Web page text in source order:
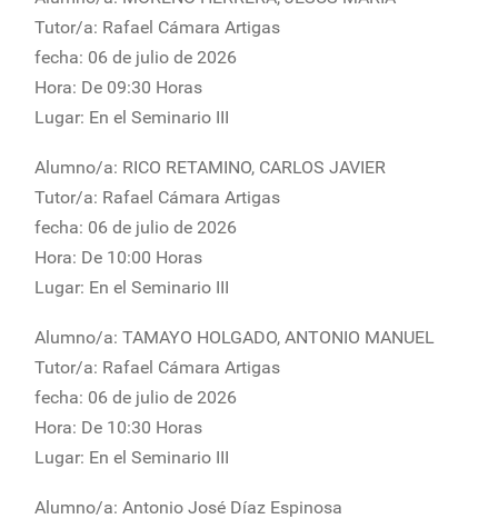
Tutor/a: Rafael Cámara Artigas
fecha: 06 de julio de 2026
Hora: De 09:30 Horas
Lugar: En el Seminario III
Alumno/a: RICO RETAMINO, CARLOS JAVIER
Tutor/a: Rafael Cámara Artigas
fecha: 06 de julio de 2026
Hora: De 10:00 Horas
Lugar: En el Seminario III
Alumno/a: TAMAYO HOLGADO, ANTONIO MANUEL
Tutor/a: Rafael Cámara Artigas
fecha: 06 de julio de 2026
Hora: De 10:30 Horas
Lugar: En el Seminario III
Alumno/a: Antonio José Díaz Espinosa